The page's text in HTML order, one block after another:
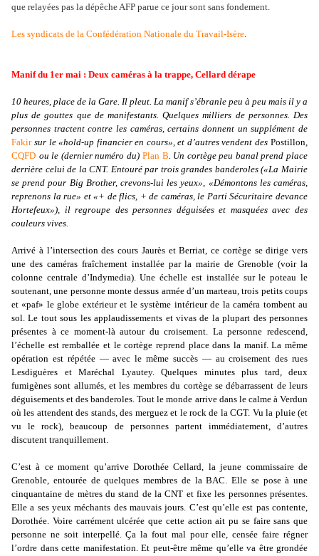
que relayées pas la dépêche AFP parue ce jour sont sans fondement.
Les syndicats de la Confédération Nationale du Travail-Isère.
Manif du 1er mai : Deux caméras à la trappe, Cellard dérape
10 heures, place de la Gare. Il pleut. La manif s’ébranle peu à peu mais il y a
plus de gouttes que de manifestants. Quelques milliers de personnes. Des
personnes tractent contre les caméras, certains donnent un supplément de
Fakir sur le «hold-up financier en cours», et d’autres vendent des Postillon,
CQFD ou le (dernier numéro du) Plan B. Un cortège peu banal prend place
derrière celui de la CNT. Entouré par trois grandes banderoles («La Mairie
se prend pour Big Brother, crevons-lui les yeux», «Démontons les caméras,
reprenons la rue» et «+ de flics, + de caméras, le Parti Sécuritaire devance
Hortefeux»), il regroupe des personnes déguisées et masquées avec des
couleurs vives.
Arrivé à l’intersection des cours Jaurès et Berriat, ce cortège se dirige vers
une des caméras fraîchement installée par la mairie de Grenoble (voir la
colonne centrale d’Indymedia). Une échelle est installée sur le poteau le
soutenant, une personne monte dessus armée d’un marteau, trois petits coups
et «paf» le globe extérieur et le système intérieur de la caméra tombent au
sol. Le tout sous les applaudissements et vivas de la plupart des personnes
présentes à ce moment-là autour du croisement. La personne redescend,
l’échelle est remballée et le cortège reprend place dans la manif. La même
opération est répétée — avec le même succès — au croisement des rues
Lesdiguères et Maréchal Lyautey. Quelques minutes plus tard, deux
fumigènes sont allumés, et les membres du cortège se débarrassent de leurs
déguisements et des banderoles. Tout le monde arrive dans le calme à Verdun
où les attendent des stands, des merguez et le rock de la CGT. Vu la pluie (et
vu le rock), beaucoup de personnes partent immédiatement, d’autres
discutent tranquillement.
C’est à ce moment qu’arrive Dorothée Cellard, la jeune commissaire de
Grenoble, entourée de quelques membres de la BAC. Elle se pose à une
cinquantaine de mètres du stand de la CNT et fixe les personnes présentes.
Elle a ses yeux méchants des mauvais jours. C’est qu’elle est pas contente,
Dorothée. Voire carrément ulcérée que cette action ait pu se faire sans que
personne ne soit interpellé. Ça la fout mal pour elle, censée faire régner
l’ordre dans cette manifestation. Et peut-être même qu’elle va être grondée